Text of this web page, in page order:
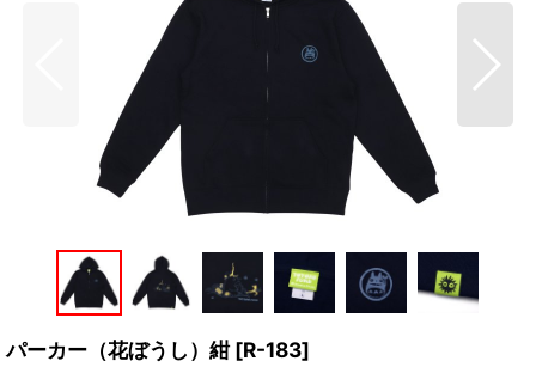
パーカー（花ぼうし）紺 [R-183]